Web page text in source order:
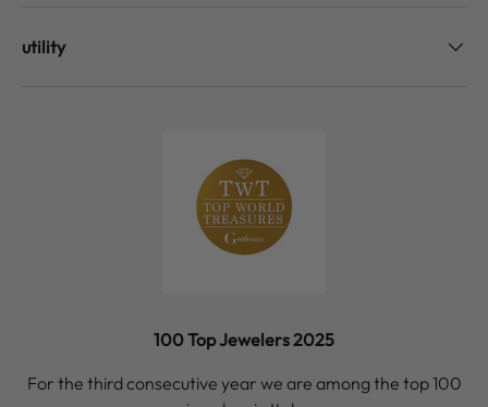
utility
100 Top Jewelers 2025
For the third consecutive year we are among the top 100